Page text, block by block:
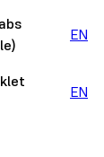
EN
EN